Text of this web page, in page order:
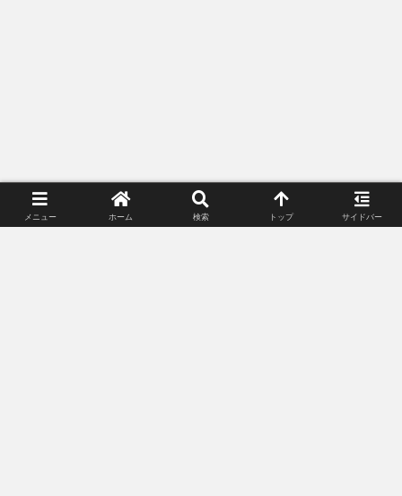
スポンサーリンク（広告）
メニュー ホーム 検索 トップ サイドバー